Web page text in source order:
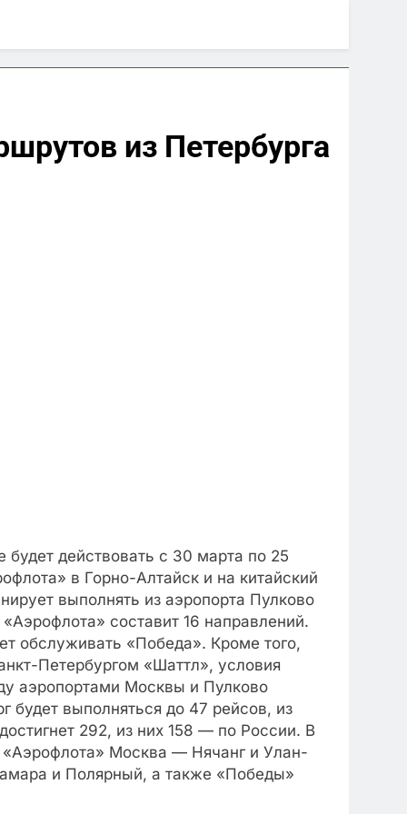
из Петербурга
действовать с 30 марта по 25
в Горно-Алтайск и на китайский
выполнять из аэропорта Пулково
составит 16 направлений.
обслуживать «Победа». Кроме того,
Петербургом «Шаттл», условия
аэропортами Москвы и Пулково
будет выполняться до 47 рейсов, из
292, из них 158 — по России. В
«Аэрофлота» Москва — Нячанг и Улан-
и Полярный, а также «Победы»